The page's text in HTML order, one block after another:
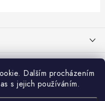
Dalším procházením
s jejich používáním.